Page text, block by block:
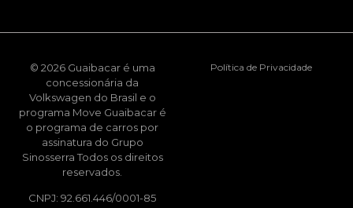
© 2026 Guaibacar é uma
concessionária da
Volkswagen do Brasil e o
programa Move Guaibacar é
o programa de carros por
assinatura do Grupo
Sinosserra Todos os direitos
reservados.
CNPJ: 92.661.446/0001-85
Política de Privacidade